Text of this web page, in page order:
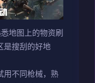
悉地图上的物资刷
是搜刮的好地
用不同枪械，熟